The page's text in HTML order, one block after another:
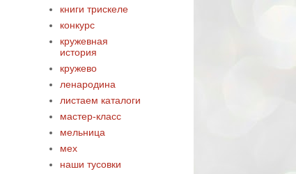
книги трискеле
конкурс
кружевная
история
кружево
ленародина
листаем каталоги
мастер-класс
мельница
мех
наши тусовки